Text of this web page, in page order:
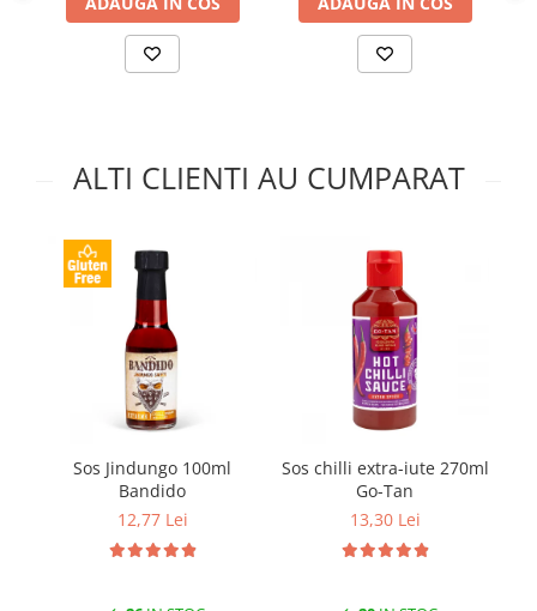
ALTI CLIENTI AU CUMPARAT
Sos Jindungo 100ml
Bandido
12,77 Lei
Sos chilli extra-iute 270ml
Go-Tan
13,30 Lei